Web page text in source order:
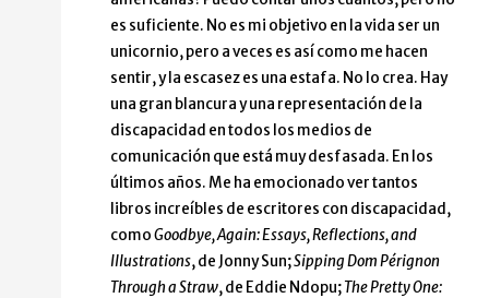
es suficiente. No es mi objetivo en la vida ser un
unicornio, pero a veces es así como me hacen
sentir, y la escasez es una estafa. No lo crea. Hay
una gran blancura y una representación de la
discapacidad en todos los medios de
comunicación que está muy desfasada. En los
últimos años. Me ha emocionado ver tantos
libros increíbles de escritores con discapacidad,
comoGoodbye, Again: Essays, Reflections, and
Illustrations, de Jonny Sun;Sipping Dom Pérignon
Through a Straw, de Eddie Ndopu;The Pretty One: